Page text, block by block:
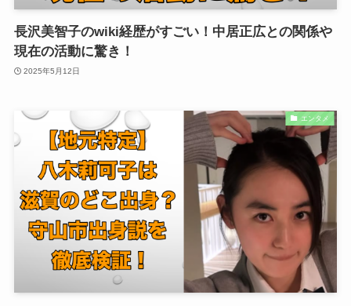
長沢美智子のwiki経歴がすごい！中居正広との関係や
現在の活動に驚き！
2025年5月12日
エンタメ